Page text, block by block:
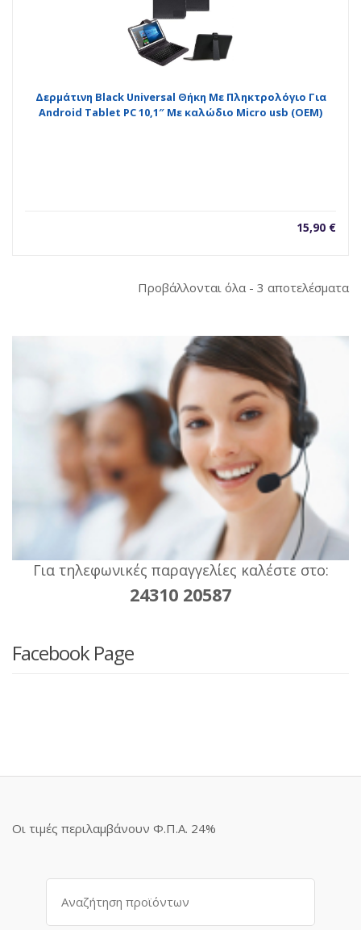
Δερμάτινη Black Universal Θήκη Με Πληκτρολόγιο Για
Android Tablet PC 10,1″ Με καλώδιο Micro usb (OEM)
15,90 €
Προβάλλονται όλα - 3 αποτελέσματα
Για τηλεφωνικές παραγγελίες καλέστε στο:
24310 20587
Facebook Page
Οι τιμές περιλαμβάνουν Φ.Π.Α. 24%
Αναζήτηση